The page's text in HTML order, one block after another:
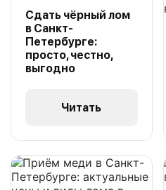
Сдать чёрный лом
в Санкт-
Петербурге:
просто, честно,
выгодно
Читать